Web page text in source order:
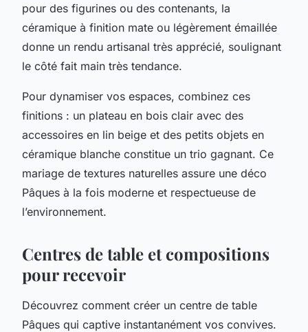
pour des figurines ou des contenants, la
céramique à finition mate ou légèrement émaillée
donne un rendu artisanal très apprécié, soulignant
le côté fait main très tendance.
Pour dynamiser vos espaces, combinez ces
finitions : un plateau en bois clair avec des
accessoires en lin beige et des petits objets en
céramique blanche constitue un trio gagnant. Ce
mariage de textures naturelles assure une déco
Pâques à la fois moderne et respectueuse de
l’environnement.
Centres de table et compositions
pour recevoir
Découvrez comment créer un centre de table
Pâques qui captive instantanément vos convives.